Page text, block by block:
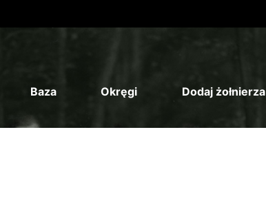
Baza Okręgi Dodaj żołnierza